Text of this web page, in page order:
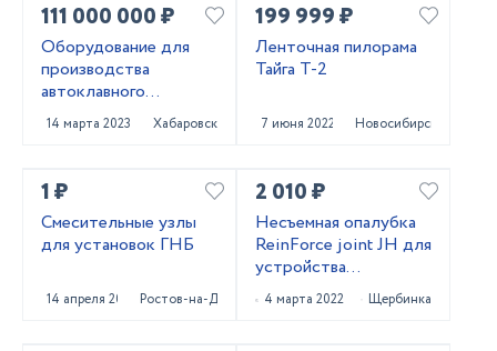
111 000 000 ₽
Оборудование для
производства
автоклавного
газобетона
14 марта 2023 Хабаровск
199 999 ₽
Ленточная пилорама
Тайга Т-2
7 июня 2022 Новосибирск
1 ₽
Смесительные узлы
для установок ГНБ
14 апреля 2022 Ростов-на-Дону
2 010 ₽
Несъемная опалубка
ReinForce joint JH для
устройства
промышленных
бетонных полов
4 марта 2022 Щербинка